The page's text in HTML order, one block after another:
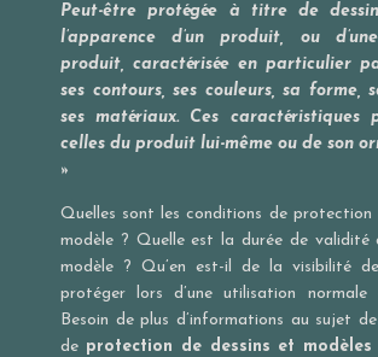
Peut-être protégée à titre de
l’apparence d’un produit, ou
produit, caractérisée en particulier
ses contours, ses couleurs, sa forme,
ses matériaux. Ces caractéristiques
celles du produit lui-même ou de son
»
Quelles sont les conditions de protection
modèle ? Quelle est la durée de validité
modèle ? Qu’en est-il de la visibilité
protéger lors d’une utilisation
Besoin de plus d’informations au sujet
de protection de dessins et modèles